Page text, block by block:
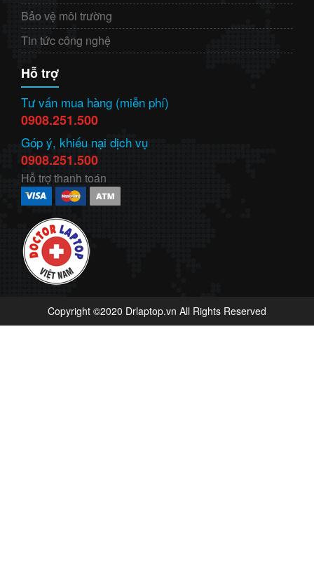
Bảo vệ môi trường
Tin tức công nghệ
Hỗ trợ
Tư vấn mua hàng (miễn phí)
0908.251.500
Góp ý, khiếu nại dịch vụ
0908.251.500
Hỗ trợ thanh toán
Copyright ©2020 Drlaptop.vn All Rights Reserved